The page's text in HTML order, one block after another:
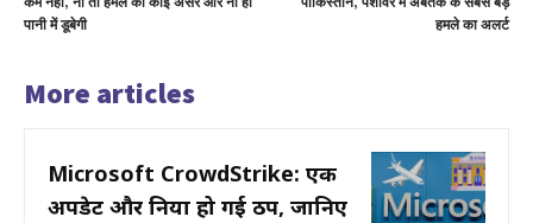
पानी में डूबेगी
हमले का अलर्ट
More articles
Microsoft CrowdStrike: एक
अपडेट और दुनिया हो गई ठप, जानिए